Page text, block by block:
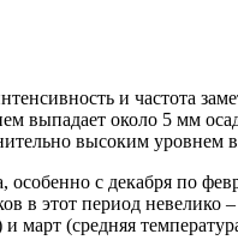
и частота
выпадает около 5 мм
высоким уровнем
с декабря по
в этот период
март (средняя